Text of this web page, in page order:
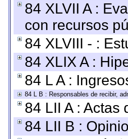
84 XLVII A :
con recursos
84 XLVIII - :
84 XLIX A :
84 L A :
84 L B : Responsables de recibir,
84 LII A :
84 LII B :